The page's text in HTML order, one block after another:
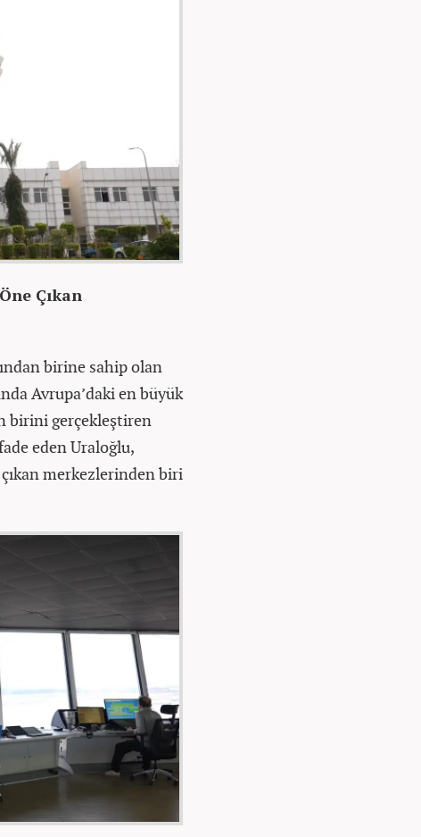
Çıkan
birine sahip olan
Avrupa’daki en büyük
birini gerçekleştiren
eden Uraloğlu,
merkezlerinden biri